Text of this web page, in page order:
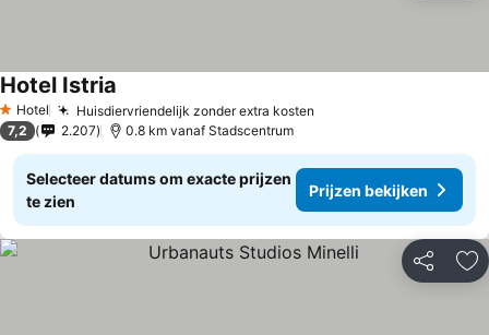
1 Sterren
Hotel Huisdiervriendelijk zonder extra kosten
Hotel Istria
7,2 2.207 0.8 km vanaf Stadscentrum
Selecteer datums om exacte prijzen
te zien
Prijzen bekijken
Delen